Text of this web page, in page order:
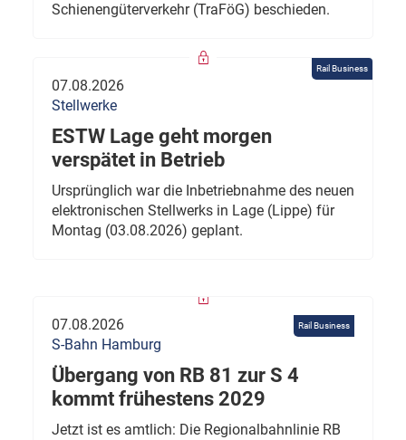
Schienengüterverkehr (TraFöG) beschieden.
Rail Business
07.08.2026
Stellwerke
ESTW Lage geht morgen
verspätet in Betrieb
Ursprünglich war die Inbetriebnahme des neuen
elektronischen Stellwerks in Lage (Lippe) für
Montag (03.08.2026) geplant.
Rail Business
07.08.2026
S-Bahn Hamburg
Übergang von RB 81 zur S 4
kommt frühestens 2029
Jetzt ist es amtlich: Die Regionalbahnlinie RB